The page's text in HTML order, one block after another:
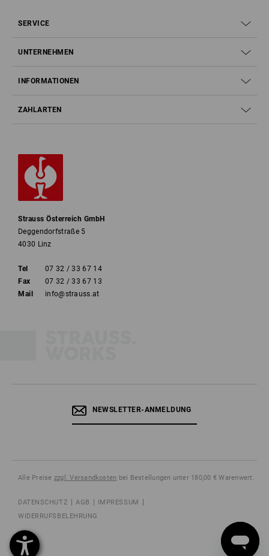
SERVICE
UNTERNEHMEN
INFORMATIONEN
ZAHLARTEN
Strauss Österreich GmbH
Deggendorfstraße 5
4030 Linz
Tel
07 32 / 33 67 14
Fax
07 32 / 33 67 13
Mail
info@strauss.at
NEWSLETTER-ANMELDUNG
Alle Preise zzgl. Versandkosten bei Bestellungen unter 180,00 € Warenwert.
DATENSCHUTZ AGB
IMPRESSUM
WIDERRUFSBELEHRUNG